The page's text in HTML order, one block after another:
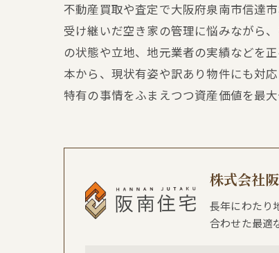
不動産買取や査定で大阪府泉南市信達
受け継いだ空き家の管理に悩みながら
の状態や立地、地元業者の実績などを
本から、現状有姿や訳あり物件にも対
特有の事情をふまえつつ資産価値を最
株式会社
長年にわたり
合わせた最適